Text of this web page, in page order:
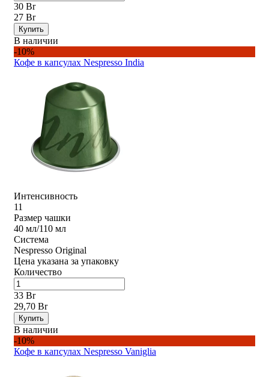
30 Br
27 Br
Купить
В наличии
-10%
Кофе в капсулах Nespresso India
Интенсивность
11
Размер чашки
40 мл/110 мл
Система
Nespresso Original
Цена указана за упаковку
Количество
33 Br
29,70 Br
Купить
В наличии
-10%
Кофе в капсулах Nespresso Vaniglia